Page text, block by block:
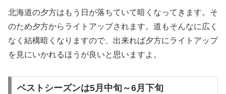
北海道の夕方はもう日が落ちていて暗くなってきます。そ
のため夕方からライトアップされます。道もそんなに広く
なく結構暗くなりますので、出来れば夕方にライトアップ
を見にいかれるほうが良いと思いますよ。
ベストシーズンは5月中旬～6月下旬